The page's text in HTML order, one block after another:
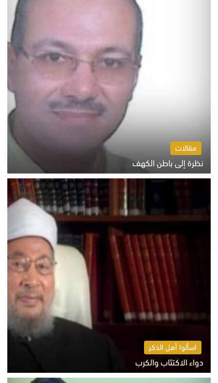
مقالات
نظرة إلى باطن الكهف
السبت 8 أغسطس 2026 11:04 ص
اسألوا أهل الذكر
دواء الاكتئاب والكرب
السبت 8 أغسطس 2026 10:54 ص